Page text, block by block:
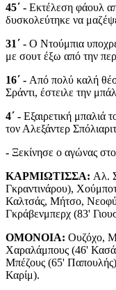
45΄ - Εκτέλεση φάουλ
δυσκολεύτηκε να
31΄ - Ο Ντούμπια
με σουτ έξω από την
16΄ - Από πολύ καλή
Σράντι, έστειλε την
4΄ - Εξαιρετική μπαλιά
τον Αλεξάντερ
- Ξεκίνησε ο αγώνας
ΚΑΡΜΙΩΤΙΣΣΑ: Aλ.
Γκραντινάρου),
Καλτσάς, Μήτσο,
Γκράβενμπερχ (83'
ΟΜΟΝΟΙΑ: Ουζόχο,
Χαραλάμπους (46'
Μπέζους (65'
Καρίμ).